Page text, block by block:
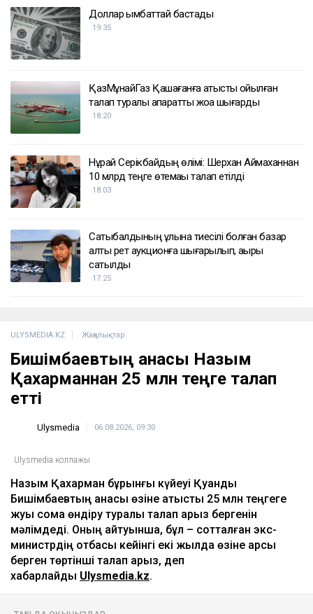
Доллар қымбаттай бастады
19:35
ҚазМұнайГаз Қашағанға қатысты қойылған
талап туралы ақпаратты жоққа шығарды
18:20
Нұрай Серікбайдың өлімі: Шерхан Аймаханнан
10 млрд теңге өтемақы талап етілді
18:03
Сатыбалдының ұлына тиесілі болған базар
алты рет аукционға шығарылып, ақыры
сатылды
17:25
ULYSMEDIA.KZ Жаңалықтар
Бишімбаевтың анасы Назым
Қахарманнан 25 млн теңге талап
етті
Ulysmedia 06.08.2026, 09:30
Ulysmedia коллажы
Назым Қахарман бұрынғы күйеуі Қуандық
Бишімбаевтың анасы өзіне қатысты 25 млн теңгеге
жуық сома өндіру туралы талап арыз бергенін
мәлімдеді. Оның айтуынша, бұл – сотталған экс-
министрдің отбасы кейінгі екі жылда өзіне қарсы
берген төртінші талап арыз, деп
хабарлайды Ulysmedia.kz.